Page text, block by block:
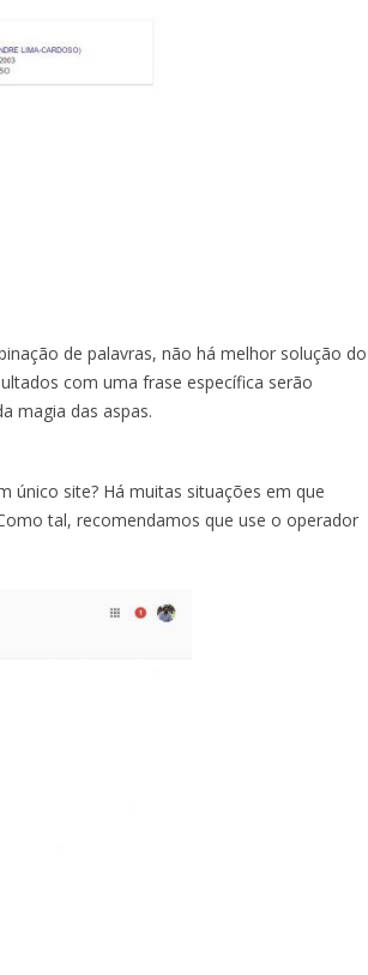
de palavras, não há melhor solução do
com uma frase específica serão
magia das aspas.
único site? Há muitas situações em que
tal, recomendamos que use o operador